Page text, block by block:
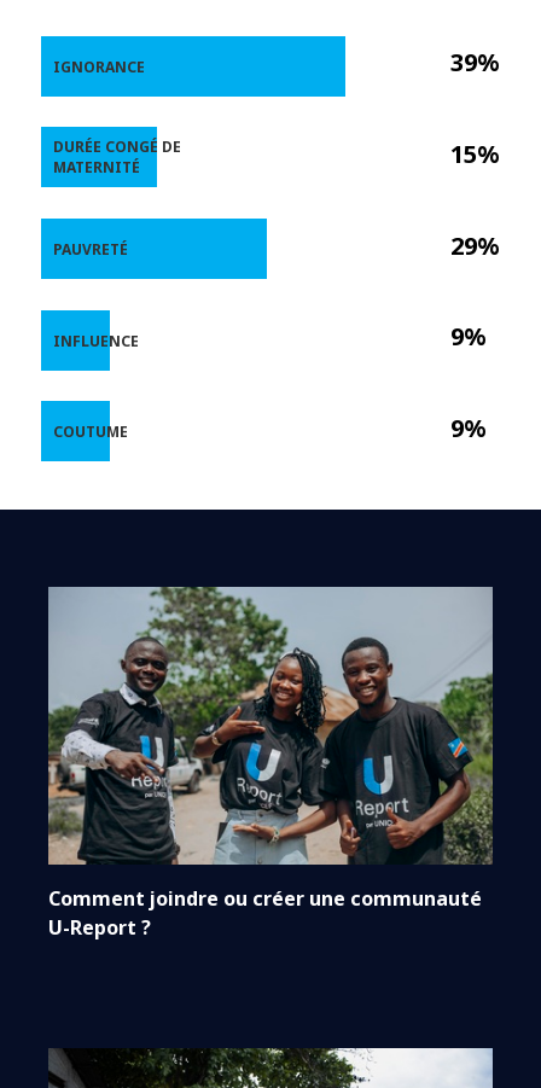
39%
15%
29%
9%
9%
IGNORANCE
DURÉE CONGÉ DE
MATERNITÉ
PAUVRETÉ
INFLUENCE
COUTUME
Comment joindre ou créer une communauté
U-Report ?